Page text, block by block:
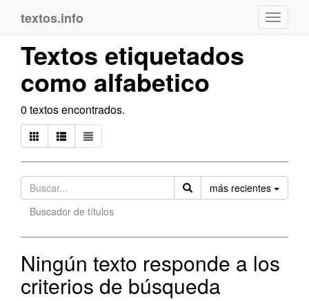
textos.info
Textos etiquetados
como alfabetico
0 textos encontrados.
más recientes
Buscador de títulos
Ningún texto responde a los
criterios de búsqueda